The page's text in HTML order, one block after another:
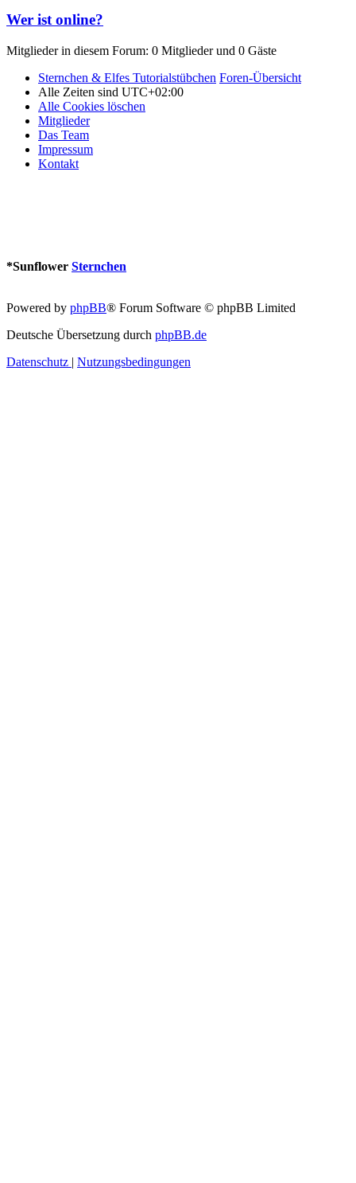
Wer ist online?
Mitglieder in diesem Forum: 0 Mitglieder und 0 Gäste
Sternchen & Elfes Tutorialstübchen Foren-Übersicht
Alle Zeiten sind UTC+02:00
Alle Cookies löschen
Mitglieder
Das Team
Impressum
Kontakt
*Sunflower Sternchen
Powered by phpBB® Forum Software © phpBB Limited
Deutsche Übersetzung durch phpBB.de
Datenschutz | Nutzungsbedingungen